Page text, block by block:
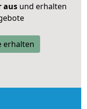
ausund erhalten
erhalten